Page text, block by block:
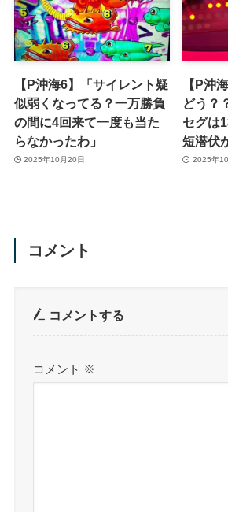
【P沖海6】「サイレント疑
似弱くなってる？一万勝負
の間に4回来て一度も当た
らなかったわ」
2025年10月20日
【P沖
どう？
セグは
短潜伏
2025年
コメント
コメントする
コメント ※